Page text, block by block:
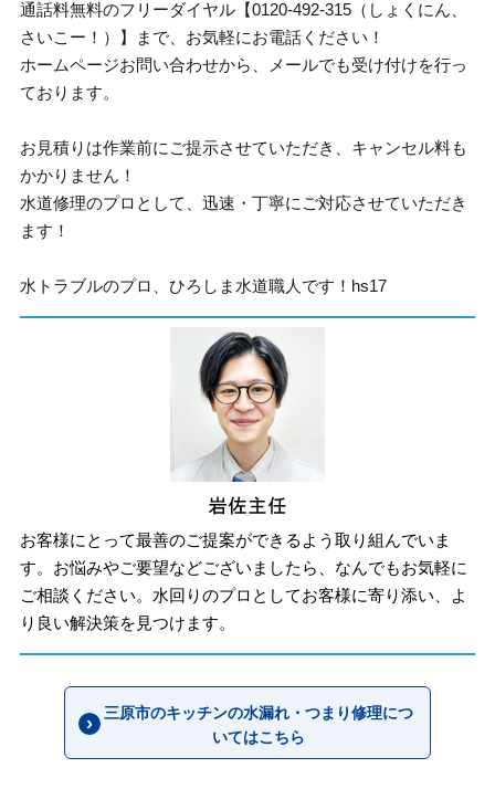
通話料無料のフリーダイヤル【0120-492-315（しょくにん、
さいこー！）】まで、お気軽にお電話ください！
ホームページお問い合わせから、メールでも受け付けを行っ
ております。
お見積りは作業前にご提示させていただき、キャンセル料も
かかりません！
水道修理のプロとして、迅速・丁寧にご対応させていただき
ます！
水トラブルのプロ、ひろしま水道職人です！hs17
お客様にとって最善のご提案ができるよう取り組んでいま
す。お悩みやご要望などございましたら、なんでもお気軽に
ご相談ください。水回りのプロとしてお客様に寄り添い、よ
り良い解決策を見つけます。
三原市のキッチンの水漏れ・つまり修理につ
いてはこちら